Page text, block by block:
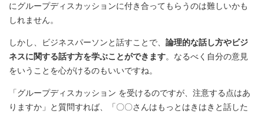
にグループディスカッションに付き合ってもらうのは難しいかも
しれません。
しかし、ビジネスパーソンと話すことで、 論理的な話し方やビジ
ネスに関する話す方を学ぶことができます。なるべく自分の意見
をいうことを心がけるのもいいですね。
「グループディスカッション を受けるのですが、注意する点はあ
りますか」と質問すれば、「〇〇さんはもっとはきはきと話した